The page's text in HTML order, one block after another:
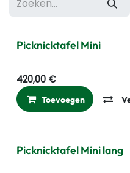
Picknicktafel Mini
420,00 €
Toevoegen
Picknicktafel Mini lang